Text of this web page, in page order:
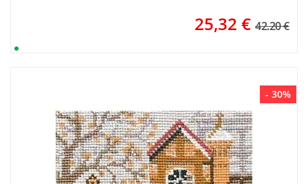
25,32 € 42.20 €
- 30%